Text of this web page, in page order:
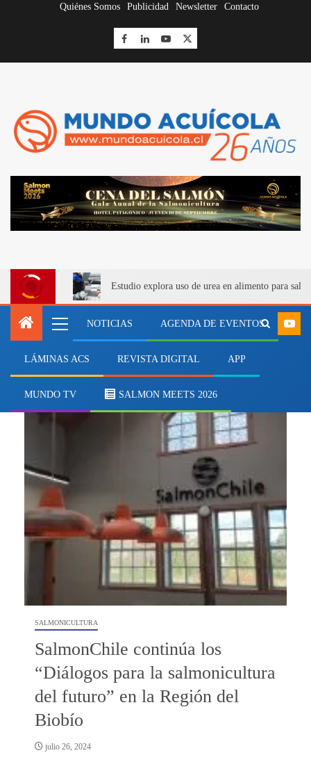
Quiénes Somos Publicidad Newsletter Contacto
Estudio explora uso de urea en alimento para
NOTICIAS AGENDA DE EVENTOS
LÁMINAS ACS REVISTA DIGITAL APP
MUNDO TV SALMON MEETS 2026
Camanchaca y Landes
SALMONICULTURA
SalmonChile continúa los
“Diálogos para la salmonicultura
del futuro” en la Región del
Biobío
julio 26, 2024